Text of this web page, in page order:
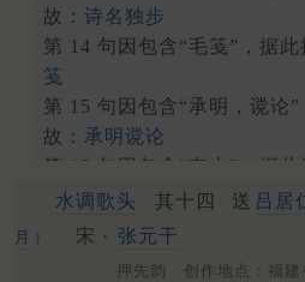
故： 诗名独步
第 14 句因包含“毛笺”，据此
笺
第 15 句因包含“承明，谠论
故： 承明谠论
第 18 句因包含“东山”，据
山水调歌头 其十四 送 吕居
月
） 宋 · 张元干
押先韵 创作地点：福建